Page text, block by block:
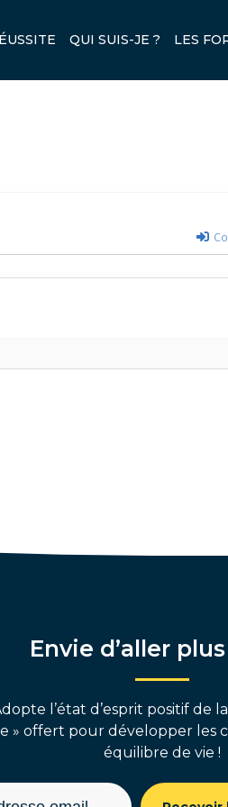
QUI SUIS-JE ? LES
Envie d’aller
l’état d’esprit positif
» offert pour développer les
équilibre de vie !